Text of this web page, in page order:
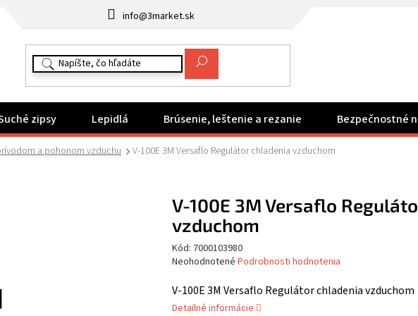
info@3market.sk
zipsy Lepidlá Brúsenie, leštenie a rezanie Bezpečnostné
a pohonom vzduchu V-100E 3M Versaflo Regulátor chladenia vzduchom
V-100E 3M Versaflo Regulátor chladenia vzduchom
Detailné informácie
V-100E 3M Versaflo
vzduchom
Kód: 7000103980
Priemerné
produktu
je
Neohodnotené Podrobnosti hodnotenia